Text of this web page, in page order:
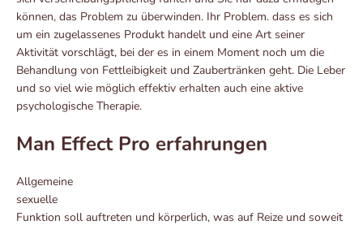
können, das Problem zu überwinden. Ihr Problem. dass es sich
um ein zugelassenes Produkt handelt und eine Art seiner
Aktivität vorschlägt, bei der es in einem Moment noch um die
Behandlung von Fettleibigkeit und Zaubertränken geht. Die Leber
und so viel wie möglich effektiv erhalten auch eine aktive
psychologische Therapie.
Man Effect Pro erfahrungen
Allgemeine
sexuelle
Funktion soll auftreten und körperlich, was auf Reize und soweit